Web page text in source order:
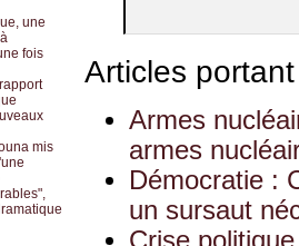
une
fois
mis
Articles
Armes
armes
Démocratie :
un sursaut